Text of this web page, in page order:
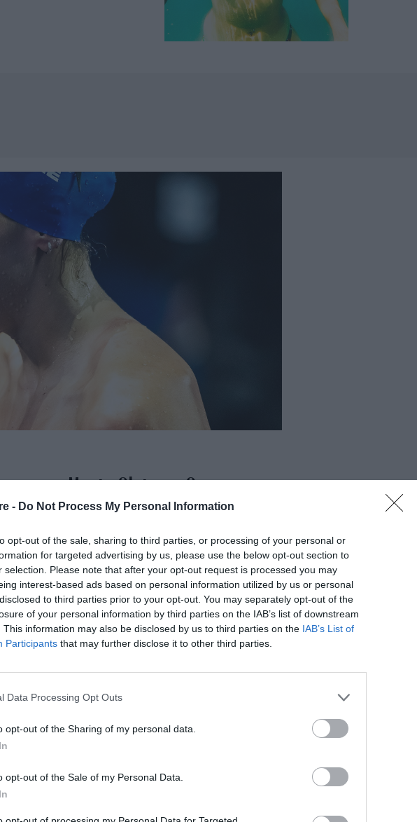
- Do Not Process My Personal Information
opt-out of the sale, sharing to third parties, or processing of your personal or
for targeted advertising by us, please use the below opt-out section to
selection. Please note that after your opt-out request is processed you may
interest-based ads based on personal information utilized by us or personal
to third parties prior to your opt-out. You may separately opt-out of the
of your personal information by third parties on the IAB’s list of downstream
This information may also be disclosed by us to third parties on the IAB’s List of
Participants that may further disclose it to other third parties.
Data Processing Opt Outs
opt-out of the Sharing of my personal data.
opt-out of the Sale of my Personal Data.
στο Marie Claire: «Δεν υπάρχει
ο πρωταθλητισμός να
του 2024, τα πανελλήνια ρεκόρ που σπα το ένα μετά
ένα στοιχείο που - κατά τη γνώμη της - χρειάζεται